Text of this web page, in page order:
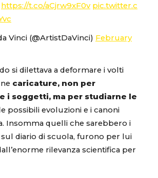
https://t.co/aCjrw9xF0v pic.twitter.c
Vinci (@ArtistDaVinci) February
si dilettava a deformare i volti
caricature, non per
i soggetti, ma per studiarne le
possibili evoluzioni e i canoni
Insomma quelli che sarebbero i
diario di scuola, furono per lui
rilevanza scientifica per